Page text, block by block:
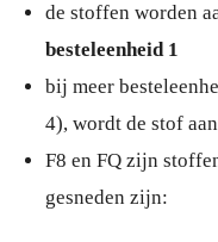
de stoffen worden
besteleenheid 1
bij meer
4), wordt de stof
F8 en FQ zijn
gesneden zijn: